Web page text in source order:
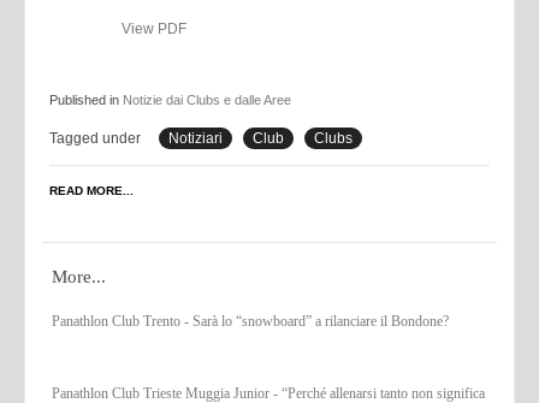
View PDF
Published in Notizie dai Clubs e dalle Aree
Tagged under Notiziari Club Clubs
READ MORE...
More...
Panathlon Club Trento - Sarà lo “snowboard” a rilanciare il Bondone?
Panathlon Club Trieste Muggia Junior - “Perché allenarsi tanto non significa